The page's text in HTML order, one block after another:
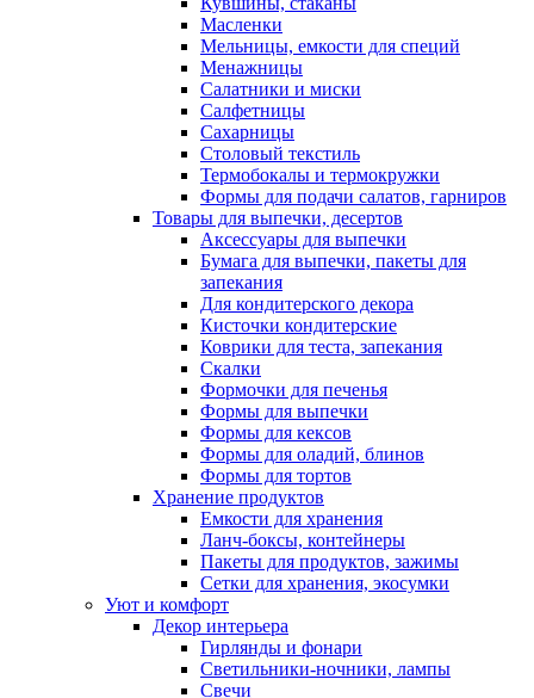
Масленки
Мельницы, емкости для специй
Менажницы
Салатники и миски
Салфетницы
Сахарницы
Столовый текстиль
Термобокалы и термокружки
Формы для подачи салатов, гарниров
Товары для выпечки, десертов
Аксессуары для выпечки
Бумага для выпечки, пакеты для
запекания
Для кондитерского декора
Кисточки кондитерские
Коврики для теста, запекания
Скалки
Формочки для печенья
Формы для выпечки
Формы для кексов
Формы для оладий, блинов
Формы для тортов
Хранение продуктов
Емкости для хранения
Ланч-боксы, контейнеры
Пакеты для продуктов, зажимы
Сетки для хранения, экосумки
Уют и комфорт
Декор интерьера
Гирлянды и фонари
Светильники-ночники, лампы
Свечи